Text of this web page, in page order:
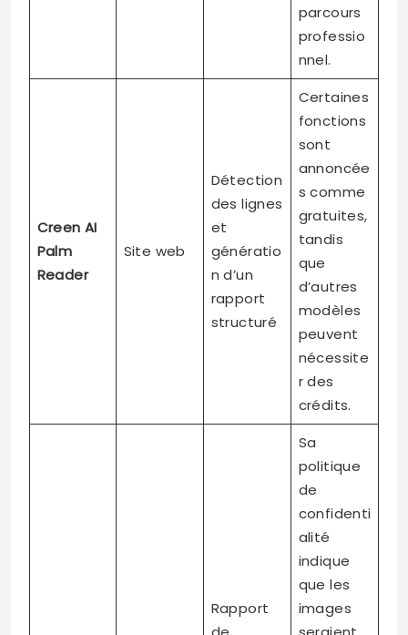
parcours
professio
nnel.
Creen AI
Palm
Reader
Site web
Détection
des lignes
et
génératio
n d’un
rapport
structuré
Certaines
fonctions
sont
annoncée
s comme
gratuites,
tandis
que
d’autres
modèles
peuvent
nécessite
r des
crédits.
Rapport
Sa
politique
de
confidenti
alité
indique
que les
images